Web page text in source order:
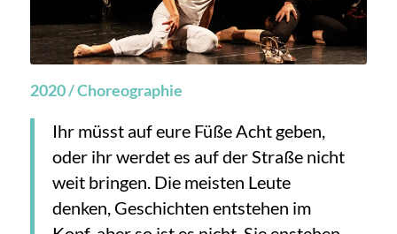
2020 / Choreographie
Ihr müsst auf eure Füße Acht geben,
oder ihr werdet es auf der Straße nicht
weit bringen. Die meisten Leute
denken, Geschichten entstehen im